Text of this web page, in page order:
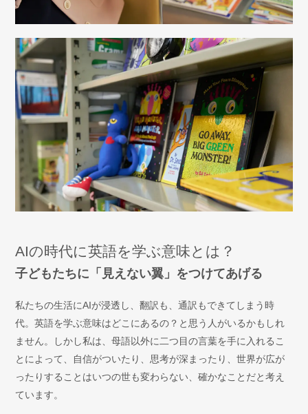
AIの時代に英語を学ぶ意味とは？
子どもたちに「見えない翼」をつけてあげる
私たちの生活にAIが浸透し、翻訳も、通訳もできてしまう時
代。英語を学ぶ意味はどこにあるの？と思う人がいるかもしれ
ません。しかし私は、母語以外に二つ目の言葉を手に入れるこ
とによって、自信がついたり、思考が深まったり、世界が広が
ったりすることはいつの世も変わらない、確かなことだと考え
ています。